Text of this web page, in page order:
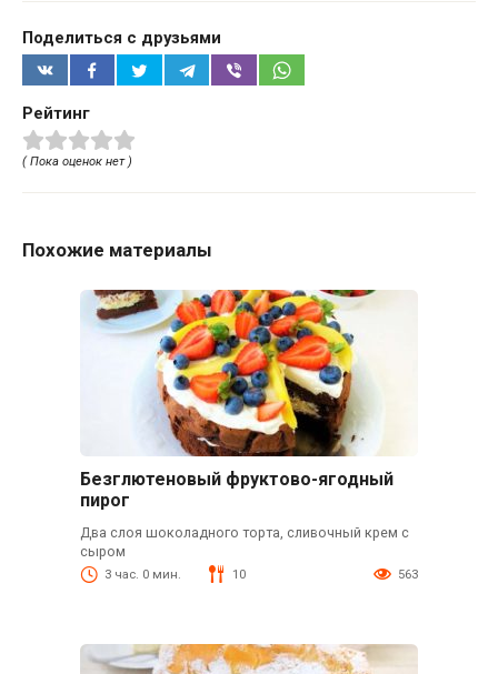
Поделиться с друзьями
Рейтинг
( Пока оценок нет )
Похожие материалы
Безглютеновый фруктово-ягодный
пирог
Два слоя шоколадного торта, сливочный крем с
сыром
3 час. 0 мин. 10 563